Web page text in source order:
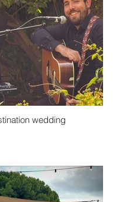
wedding